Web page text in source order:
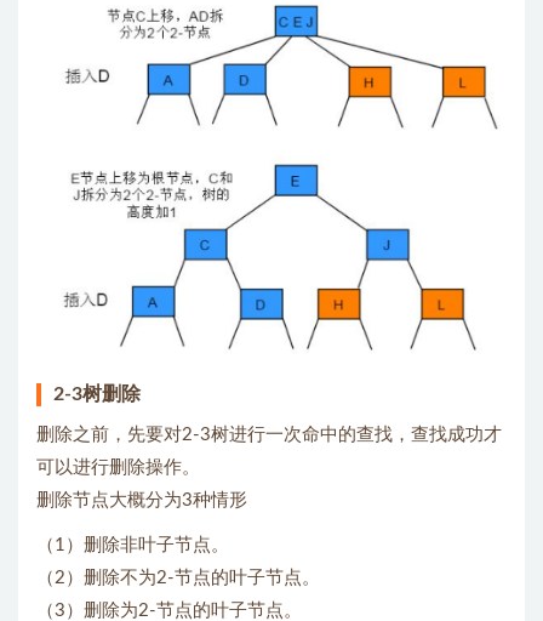
2-3树删除
删除之前，先要对2-3树进行一次命中的查找，查找成功才
可以进行删除操作。
删除节点大概分为3种情形
（1）删除非叶子节点。
（2）删除不为2-节点的叶子节点。
（3）删除为2-节点的叶子节点。